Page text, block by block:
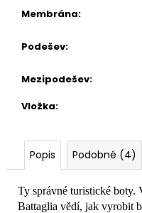
Membrána:
Podešev:
Mezipodešev:
Vložka:
Popis Podobné (4)
Ty správné turistické boty.
Battaglia vědí, jak vyrobit